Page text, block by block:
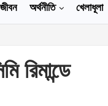
অর্থনীতি খেলাধূলা
রিমান্ডে